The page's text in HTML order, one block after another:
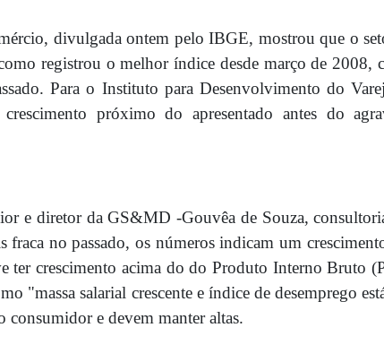
divulgada ontem pelo IBGE, mostrou que o
registrou o melhor índice desde março de 2008,
Para o Instituto para Desenvolvimento do
próximo do apresentado antes do
e diretor da GS&MD -Gouvêa de Souza,
fraca no passado, os números indicam um
ter crescimento acima do do Produto Interno Bruto
"massa salarial crescente e índice de desemprego
consumidor e devem manter altas.